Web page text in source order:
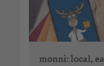
monni: local,